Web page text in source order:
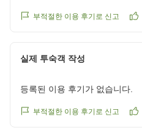
부적절한 이용 후기로 신고
실제 투숙객 작성
등록된 이용 후기가 없습니다.
부적절한 이용 후기로 신고